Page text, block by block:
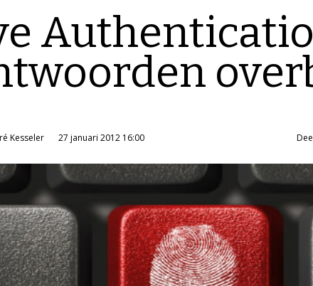
Kesseler 27 januari 2012 16:00